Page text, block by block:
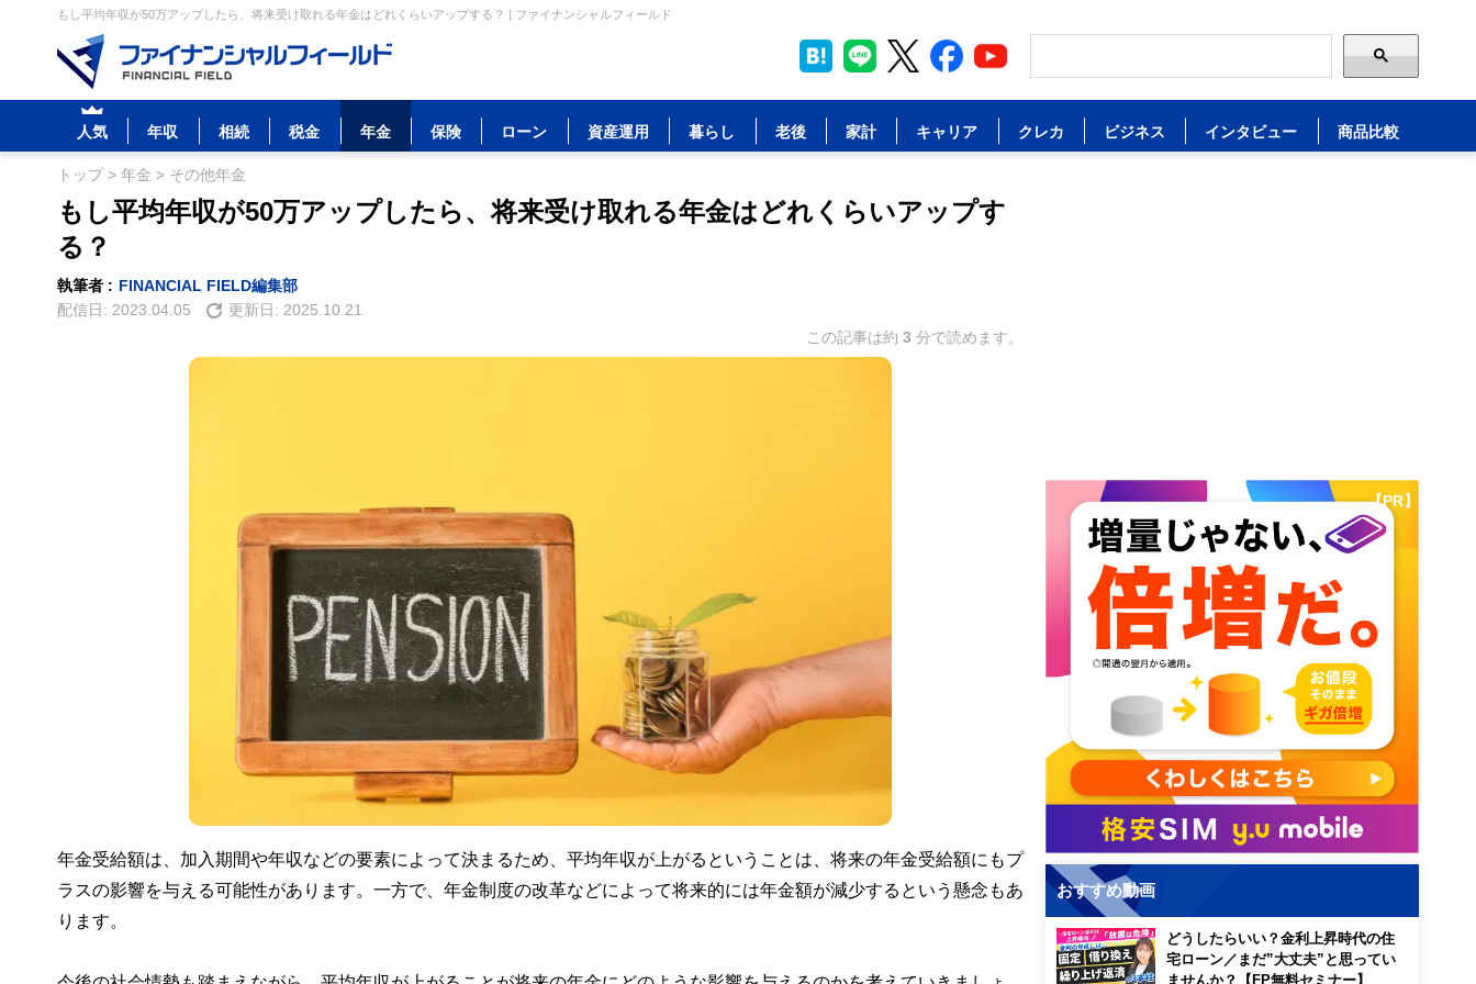
もし平均年収が50万アップしたら、将来受け取れる年金はどれくらいアップする？ | ファイナンシャルフィールド
人気 年収 相続 税金 年金 保険 ローン 資産運用 暮らし 老後 家計 キャリア クレカ ビジネス インタビュー 商品比較
トップ> 年金 > その他年金
もし平均年収が50万アップしたら、将来受け取れる年金はどれくらいアップす
る？
執筆者 : FINANCIAL FIELD編集部
配信日: 2023.04.05 更新日: 2025.10.21
この記事は約 3 分で読めます。
年金受給額は、加入期間や年収などの要素によって決まるため、平均年収が上がるということは、将来の年金受給額にもプ
ラスの影響を与える可能性があります。一方で、年金制度の改革などによって将来的には年金額が減少するという懸念もあ
ります。
【PR】
おすすめ動画
どうしたらいい？金利上昇時代の住
宅ローン／まだ”大丈夫”と思ってい
ませんか？【FP無料セミナー】